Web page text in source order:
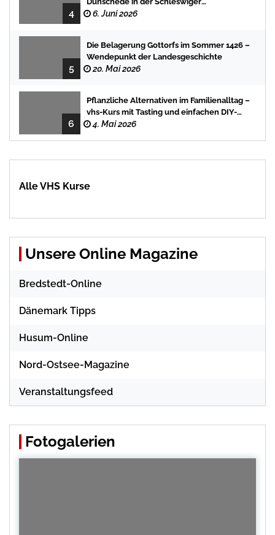
4
Stadtbücherei
6. Juni 2026
5
Die Belagerung Gottorfs im Sommer 1426 –
Wendepunkt der Landesgeschichte
20. Mai 2026
6
Pflanzliche Alternativen im Familienalltag –
vhs-Kurs mit Tasting und einfachen DIY-
Rezepten
4. Mai 2026
Alle VHS Kurse
Unsere Online Magazine
Bredstedt-Online
Dänemark Tipps
Husum-Online
Nord-Ostsee-Magazine
Veranstaltungsfeed
Fotogalerien